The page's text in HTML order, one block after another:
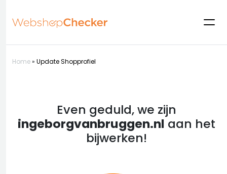
Home» Update Shopprofiel
Even geduld, we zijn
ingeborgvanbruggen.nl aan het
bijwerken!